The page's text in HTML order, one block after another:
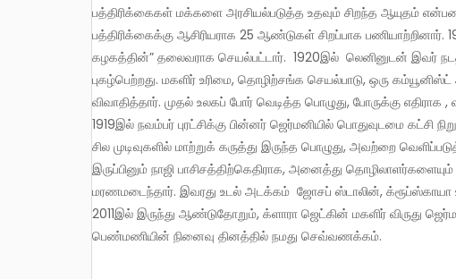
பத்திரிக்கைகள் மக்களை அரசியல்படுத்த உதவும் சிறந்த ஆயுதம்
பத்திரிக்கைக்கு ஆசிரியராக 25 ஆண்டுகள் சிறப்பாக பணியாற்றினார்.
கழகத்தின்” தலைவராக செயல்பட்டார். 1920இல் லெனினுடன் இவர்
புகழ்பெற்றது. மகளிர் உரிமை, தொழிற்சங்க செயல்பாடு, ஒரு
விவாதித்தார். முதல் உலகப் போர் வெடித்த பொழுது, போருக்கு எதிராக
1919இல் நவம்பர் புரட்சிக்கு பின்னர் ஜெர்மனியில் பொதுவுடமை கட்சி
சில முடிவுகளில் மாற்றுக் கருத்து இருந்த பொழுது, அவற்றை
இருப்பினும் நாஜி பாசிசத்திற்கெதிராக, அனைத்து
மரணமடைந்தார். இவரது உடல் அடக்கம் ஜோசப் ஸ்டாலின், க்ரூப்ஸ்காயா
2011இல் இருந்து ஆண்டுதோறும், க்ளாரா ஜெட்கின் மகளிர் விருது
பெண்மணியின் நினைவு தினத்தில் நமது செவ்வணக்கம்.